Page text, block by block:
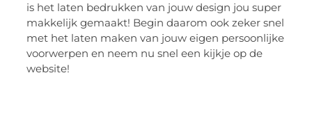
is het laten bedrukken van jouw design jou super
makkelijk gemaakt! Begin daarom ook zeker snel
met het laten maken van jouw eigen persoonlijke
voorwerpen en neem nu snel een kijkje op de
website!